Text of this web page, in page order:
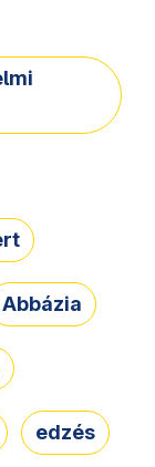
Abbázia
edzés